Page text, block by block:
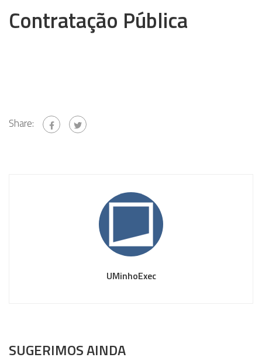
Contratação Pública
Share:
UMinhoExec
SUGERIMOS AINDA